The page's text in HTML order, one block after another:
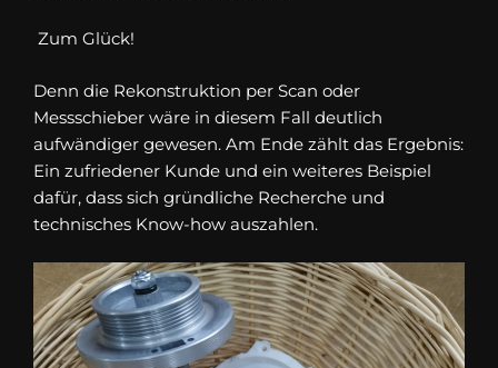
Zum Glück!
Denn die Rekonstruktion per Scan oder
Messschieber wäre in diesem Fall deutlich
aufwändiger gewesen. Am Ende zählt das Ergebnis:
Ein zufriedener Kunde und ein weiteres Beispiel
dafür, dass sich gründliche Recherche und
technisches Know-how auszahlen.